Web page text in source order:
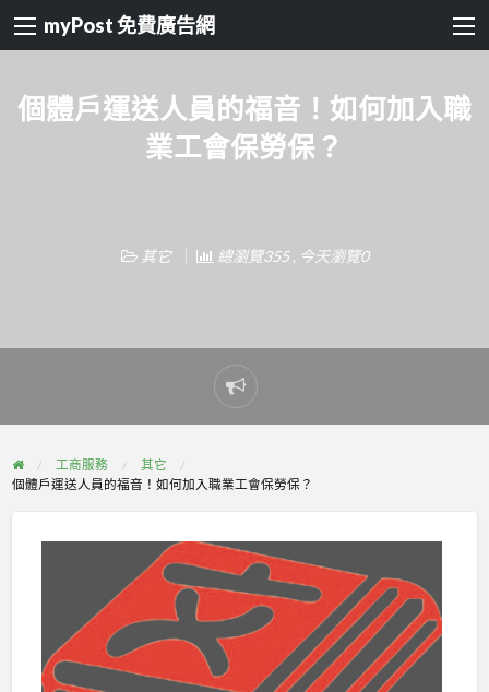
myPost 免費廣告網
個體戶運送人員的福音！如何加入職
業工會保勞保？
其它 總瀏覽355 , 今天瀏覽0
Report
problem
工商服務
其它
個體戶運送人員的福音！如何加入職業工會保勞保？